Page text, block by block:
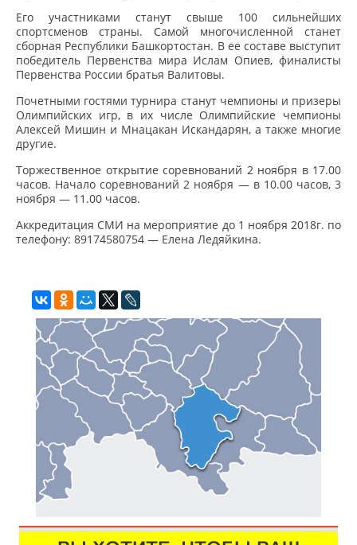
Его участниками станут свыше 100 сильнейших
спортсменов страны. Самой многочисленной станет
сборная Республики Башкортостан. В ее составе выступит
победитель Первенства мира Ислам Опиев, финалисты
Первенства России братья Валитовы.
Почетными гостями турнира станут чемпионы и призеры
Олимпийских игр, в их числе Олимпийские чемпионы
Алексей Мишин и Мнацакан Искандарян, а также многие
другие.
Торжественное открытие соревнований 2 ноября в 17.00
часов. Начало соревнований 2 ноября — в 10.00 часов, 3
ноября — 11.00 часов.
Аккредитация СМИ на мероприятие до 1 ноября 2018г. по
телефону: 89174580754 — Елена Ледяйкина.